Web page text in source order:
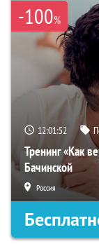
-100%
12:01:51
Тренинг «Как
Бачинской
Россия